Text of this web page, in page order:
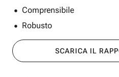
Comprensibile
Robusto
SCARICA IL